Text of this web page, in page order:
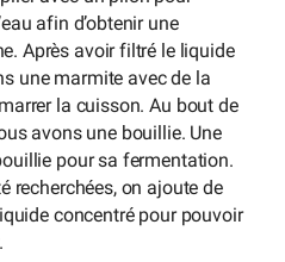
afin d’obtenir une
Après avoir filtré le liquide
une marmite avec de la
la cuisson. Au bout de
avons une bouillie. Une
pour sa fermentation.
recherchées, on ajoute de
concentré pour pouvoir